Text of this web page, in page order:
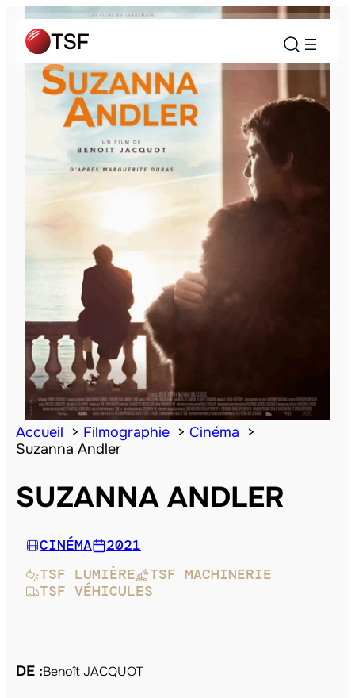
Accueil Filmographie
Cinéma
Suzanna Andler
SUZANNA ANDLER
CINÉMA
2021
TSF LUMIÈRE
TSF MACHINERIE
TSF VÉHICULES
DE :Benoît JACQUOT